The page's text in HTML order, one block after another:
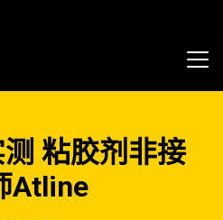
粘胶剂非接
Atline